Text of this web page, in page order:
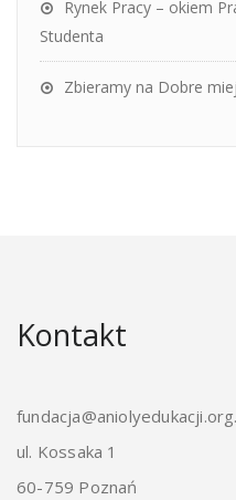
Rynek Pracy – okiem
Studenta
Zbieramy na Dobre
Kontakt
ul. Kossaka 1
60-759 Poznań